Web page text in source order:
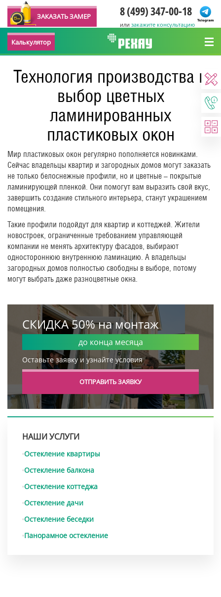
ЗАКАЗАТЬ ЗАМЕР 8 (499) 347-00-18
или закажите консультацию
Калькулятор
Технология производства и
выбор цветных
ламинированных
пластиковых окон
Мир пластиковых окон регулярно пополняется новинками.
Сейчас владельцы квартир и загородных домов могут заказать
не только белоснежные профили, но и цветные – покрытые
ламинирующей пленкой. Они помогут вам выразить свой вкус,
завершить создание стильного интерьера, станут украшением
помещения.
Такие профили подойдут для квартир и коттеджей. Жители
новостроек, ограниченные требованием управляющей
компании не менять архитектуру фасадов, выбирают
одностороннюю внутреннюю ламинацию. А владельцы
загородных домов полностью свободны в выборе, потому
могут выбрать даже разноцветные окна.
СКИДКА 50% на монтаж
до конца месяца
Оставьте заявку и узнайте условия
ОТПРАВИТЬ ЗАЯВКУ
НАШИ УСЛУГИ
Остекление квартиры
Остекление балкона
Остекление коттеджа
Остекление дачи
Остекление беседки
Панорамное остекление